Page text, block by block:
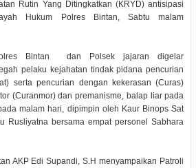
Rutin Yang Ditingkatkan (KRYD) antisipasi
Hukum Polres Bintan, Sabtu malam
Bintan dan Polsek jajaran digelar
pelaku kejahatan tindak pidana pencurian
serta pencurian dengan kekerasan (Curas)
(Curanmor) dan premanisme, balap liar pada
malam hari, dipimpin oleh Kaur Binops Sat
Rusliyatna bersama empat personel Sabhara
AKP Edi Supandi, S.H menyampaikan Patroli